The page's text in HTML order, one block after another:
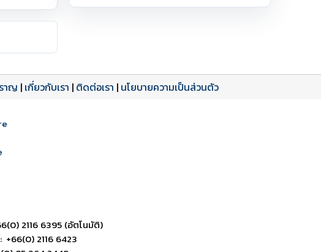
าญ | เกี่ยวกับเรา | ติดต่อเรา | นโยบายความเป็นส่วนตัว
2116 6395 (อัตโนมัติ)
: +66(0) 2116 6423